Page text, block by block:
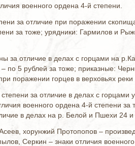
военного ордена 4-й степени.
за отличие при поражении
за тоже; урядники: Гармилов и
за отличие в делах с горцами на
по 5 рублей за тоже; приказные:
поражении горцев в верховьях
за отличие в делах с горцами
военного ордена 4-й степени
в делах на р. Белой и Пшехи 24
хорунжий Протопопов –
Серкин – знаки отличия